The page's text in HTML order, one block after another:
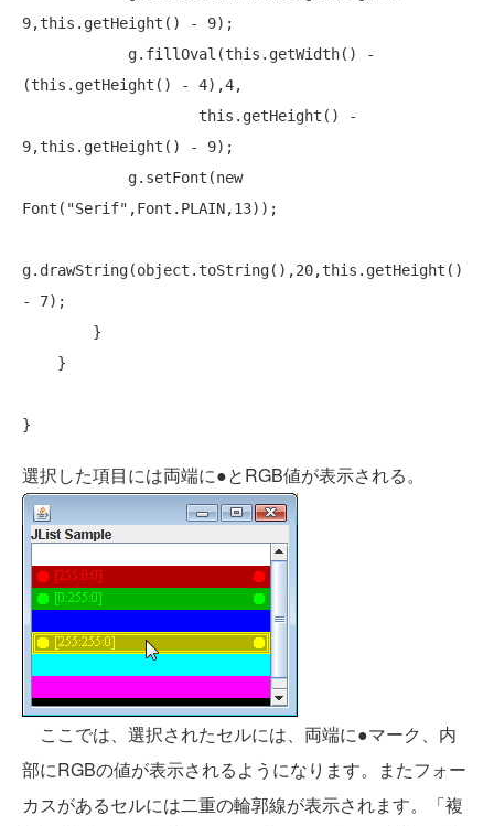
9,this.getHeight() - 9);
            g.fillOval(
this .getWidth() -
(this .getHeight() - 4),4,
this .getHeight() -
9,this.getHeight() - 9);
            g.setFont(
new
Font( "Serif" ,Font.PLAIN,13));
g.drawString(object.toString(),20,this.getHeight()
- 7);
選択した項目には両端に●とRGB値が表示される。
ここでは、選択されたセルには、両端に●マーク、内
部にRGBの値が表示されるようになります。またフォー
カスがあるセルには二重の輪郭線が表示されます。「複